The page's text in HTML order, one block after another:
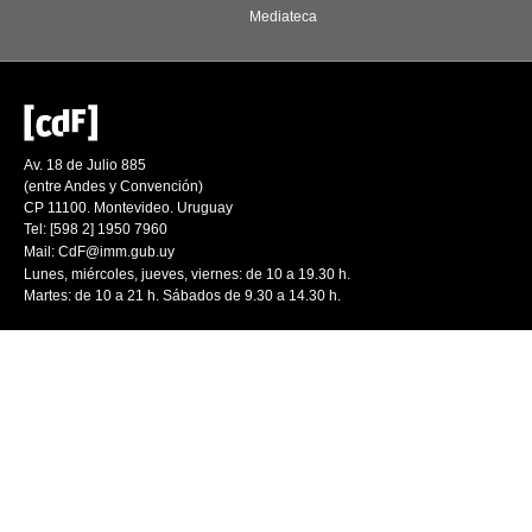
Mediateca
Av. 18 de Julio 885
(entre Andes y Convención)
CP 11100. Montevideo. Uruguay
Tel: [598 2] 1950 7960
Mail: CdF@imm.gub.uy
Lunes, miércoles, jueves, viernes: de 10 a 19.30 h.
Martes: de 10 a 21 h. Sábados de 9.30 a 14.30 h.